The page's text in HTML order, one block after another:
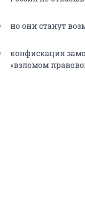
но они станут
конфискация
«взломом